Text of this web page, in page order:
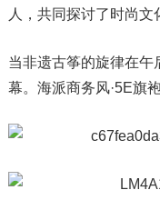
人，共同探讨了时尚文
当非遗古筝的旋律在午
幕。海派商务风·5E旗